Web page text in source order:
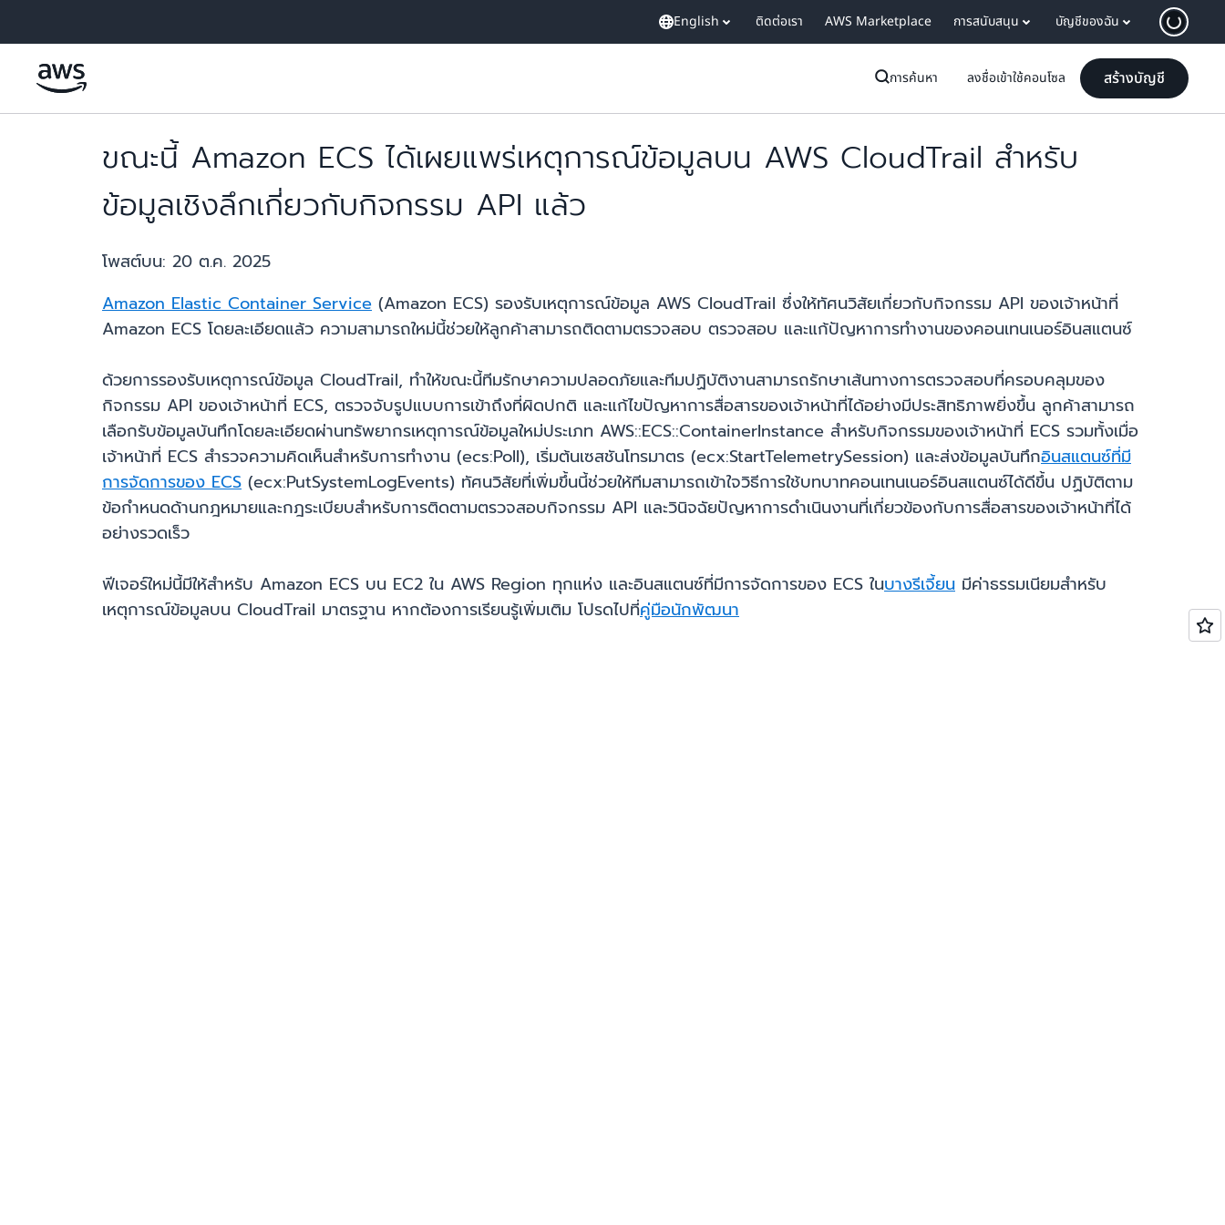
English ติดต่อเรา AWS Marketplace การสนับสนุน บัญชีของฉัน
การค้นหา ลงชื่อเข้าใช้คอนโซล สร้างบัญชี
ขณะนี้ Amazon ECS ได้เผยแพร่เหตุการณ์ข้อมูลบน AWS CloudTrail สำหรับ
ข้อมูลเชิงลึกเกี่ยวกับกิจกรรม API แล้ว
โพสต์บน: 20 ต.ค. 2025
Amazon Elastic Container Service (Amazon ECS) รองรับเหตุการณ์ข้อมูล AWS CloudTrail ซึ่งให้ทัศนวิสัยเกี่ยวกับกิจกรรม API ของเจ้าหน้าที่
Amazon ECS โดยละเอียดแล้ว ความสามารถใหม่นี้ช่วยให้ลูกค้าสามารถติดตามตรวจสอบ ตรวจสอบ และแก้ปัญหาการทำงานของคอนเทนเนอร์อินสแตนซ์
ด้วยการรองรับเหตุการณ์ข้อมูล CloudTrail, ทำให้ขณะนี้ทีมรักษาความปลอดภัยและทีมปฏิบัติงานสามารถรักษาเส้นทางการตรวจสอบที่ครอบคลุมของ
กิจกรรม API ของเจ้าหน้าที่ ECS, ตรวจจับรูปแบบการเข้าถึงที่ผิดปกติ และแก้ไขปัญหาการสื่อสารของเจ้าหน้าที่ได้อย่างมีประสิทธิภาพยิ่งขึ้น ลูกค้าสามารถ
เลือกรับข้อมูลบันทึกโดยละเอียดผ่านทรัพยากรเหตุการณ์ข้อมูลใหม่ประเภท AWS::ECS::ContainerInstance สำหรับกิจกรรมของเจ้าหน้าที่ ECS รวมทั้งเมื่อ
เจ้าหน้าที่ ECS สำรวจความคิดเห็นสำหรับการทำงาน (ecs:Poll), เริ่มต้นเซสชันโทรมาตร (ecx:StartTelemetrySession) และส่งข้อมูลบันทึกอินสแตนซ์ที่มี
การจัดการของ ECS (ecx:PutSystemLogEvents) ทัศนวิสัยที่เพิ่มขึ้นนี้ช่วยให้ทีมสามารถเข้าใจวิธีการใช้บทบาทคอนเทนเนอร์อินสแตนซ์ได้ดีขึ้น ปฏิบัติตาม
ข้อกำหนดด้านกฎหมายและกฎระเบียบสำหรับการติดตามตรวจสอบกิจกรรม API และวินิจฉัยปัญหาการดำเนินงานที่เกี่ยวข้องกับการสื่อสารของเจ้าหน้าที่ได้
อย่างรวดเร็ว
ฟีเจอร์ใหม่นี้มีให้สำหรับ Amazon ECS บน EC2 ใน AWS Region ทุกแห่ง และอินสแตนซ์ที่มีการจัดการของ ECS ในบางรีเจี้ยน มีค่าธรรมเนียมสำหรับ
เหตุการณ์ข้อมูลบน CloudTrail มาตรฐาน หากต้องการเรียนรู้เพิ่มเติม โปรดไปที่คู่มือนักพัฒนา